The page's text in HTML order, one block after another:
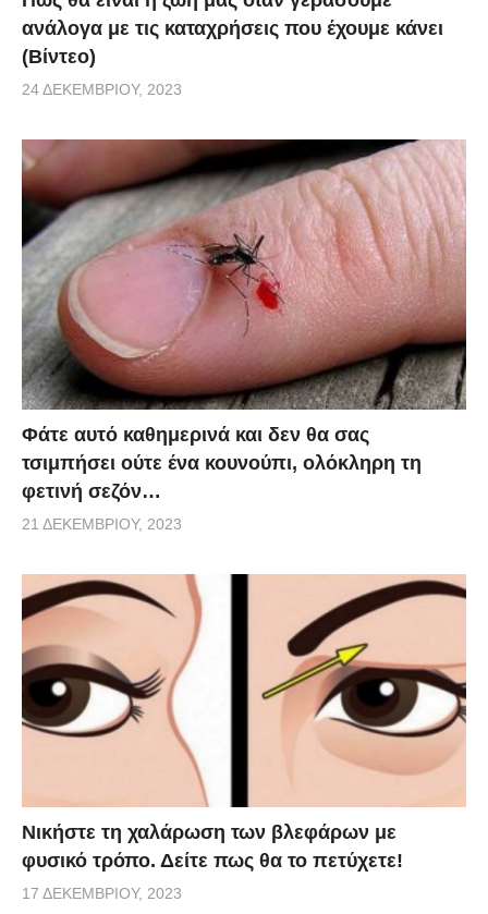
μοιάζει να αλλοιώνεται σε συγκεκριμένα σημεία.
Πηγή
ανάλογα με τις καταχρήσεις που έχουμε κάνει
(Βίντεο)
24 ΔΕΚΕΜΒΡΊΟΥ, 2023
Φάτε αυτό καθημερινά και δεν θα σας
τσιμπήσει ούτε ένα κουνούπι, ολόκληρη τη
φετινή σεζόν…
21 ΔΕΚΕΜΒΡΊΟΥ, 2023
Νικήστε τη χαλάρωση των βλεφάρων με
φυσικό τρόπο. Δείτε πως θα το πετύχετε!
17 ΔΕΚΕΜΒΡΊΟΥ, 2023